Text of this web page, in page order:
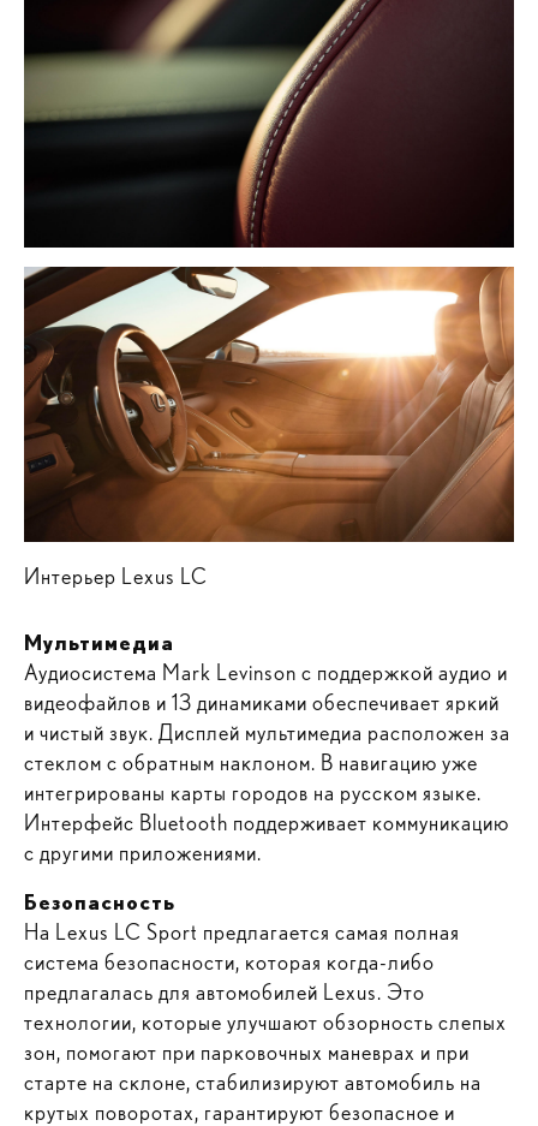
Интерьер Lexus LC
Мультимедиа
Аудиосистема Mark Levinson с поддержкой аудио и
видеофайлов и 13 динамиками обеспечивает яркий
и чистый звук. Дисплей мультимедиа расположен за
стеклом с обратным наклоном. В навигацию уже
интегрированы карты городов на русском языке.
Интерфейс Bluetooth поддерживает коммуникацию
с другими приложениями.
Безопасность
На Lexus LC Sport предлагается самая полная
система безопасности, которая когда-либо
предлагалась для автомобилей Lexus. Это
технологии, которые улучшают обзорность слепых
зон, помогают при парковочных маневрах и при
старте на склоне, стабилизируют автомобиль на
крутых поворотах, гарантируют безопасное и